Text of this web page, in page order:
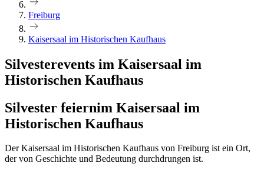
Freiburg
Kaisersaal im Historischen Kaufhaus
Silvesterevents im Kaisersaal im
Historischen Kaufhaus
Silvester feiernim Kaisersaal im
Historischen Kaufhaus
Der Kaisersaal im Historischen Kaufhaus von Freiburg ist ein Ort,
der von Geschichte und Bedeutung durchdrungen ist.